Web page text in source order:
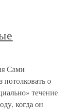
Сами
потолковать о
течение
когда он